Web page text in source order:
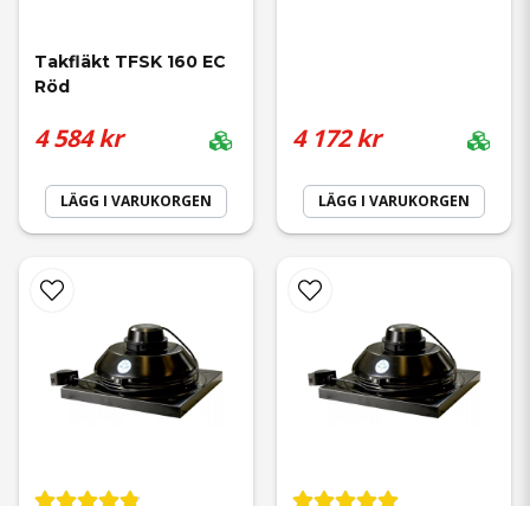
Takfläkt TFSK 160 EC
Röd
4 584 kr
LÄGG I VARUKORGEN
4 172 kr
LÄGG I VARUKORGEN